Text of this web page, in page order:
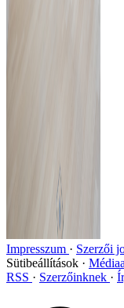
Impresszum Szerzői
Sütibeállítások
RSS
Szerzőinknek